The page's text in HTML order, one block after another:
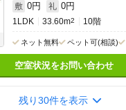
敷 0円 礼 0円
1LDK 33.60m2 10階
ネット無料 ペット可(相談)
空室状況をお問い合わせ
残り30件を表示